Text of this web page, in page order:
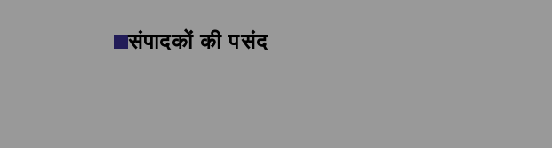
संपादकों की पसंद